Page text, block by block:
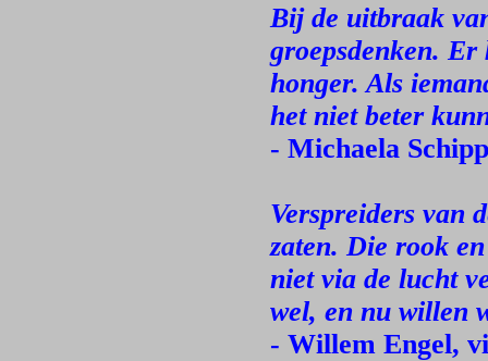
Bij de uitbraak
groepsdenken.
honger. Als
het niet beter
- Michaela
Verspreiders van
zaten. Die rook
niet via de lucht
wel, en nu willen
- Willem Engel,